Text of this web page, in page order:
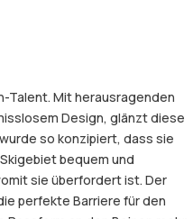
Talent. Mit herausragenden
Design, glänzt diese
so konzipiert, dass sie
bequem und
sie überfordert ist. Der
perfekte Barriere für den